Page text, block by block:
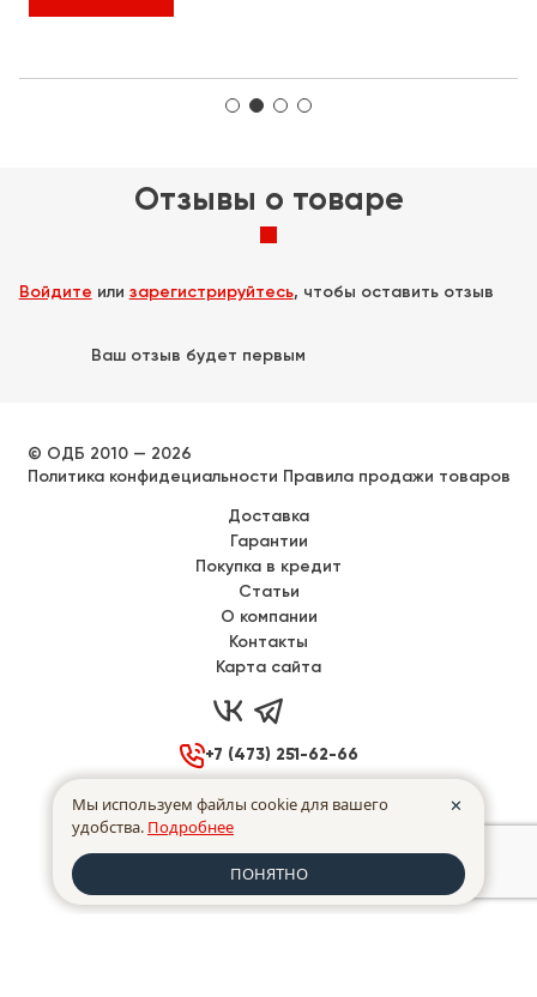
Отзывы о товаре
Войдите или зарегистрируйтесь, чтобы оставить отзыв
Ваш отзыв будет первым
© ОДБ 2010 — 2026
Политика конфидециальности Правила продажи товаров
Доставка
Гарантии
Покупка в кредит
Статьи
О компании
Контакты
Карта сайта
 
+7 (473) 251-62-66
Воронеж, Донбасская 40
Пн - Пт
made in INTRID
Мы используем файлы cookie для вашего
удобства. Подробнее
✕
ПОНЯТНО